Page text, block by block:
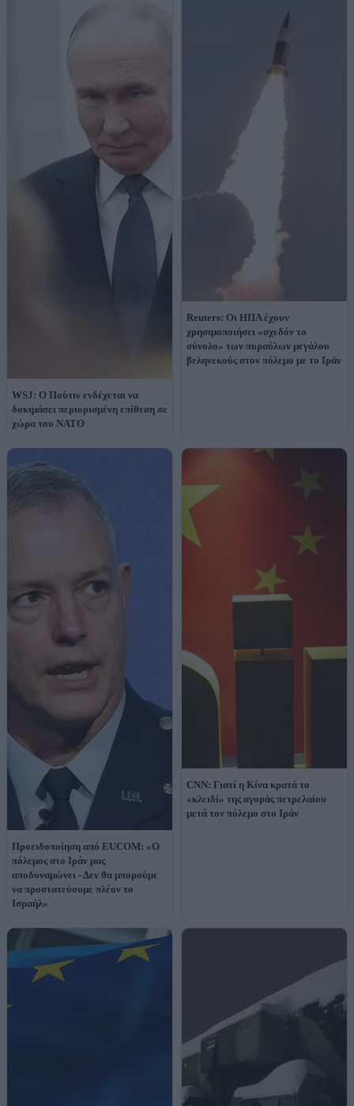
WSJ: Ο Πούτιν ενδέχεται να
δοκιμάσει περιορισμένη επίθεση σε
χώρα του ΝΑΤΟ
Reuters: Οι ΗΠΑ έχουν
χρησιμοποιήσει «σχεδόν το
σύνολο» των πυραύλων μεγάλου
βεληνεκούς στον πόλεμο με το Ιράν
Προειδοποίηση από EUCOM: «Ο
πόλεμος στο Ιράν μας
αποδυναμώνει - Δεν θα μπορούμε
να προστατεύουμε πλέον το
Ισραήλ»
CNN: Γιατί η Κίνα κρατά το
«κλειδί» της αγοράς πετρελαίου
μετά τον πόλεμο στο Ιράν